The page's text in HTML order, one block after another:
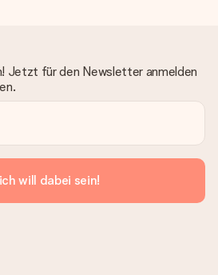
Jetzt für den Newsletter anmelden
will dabei sein!